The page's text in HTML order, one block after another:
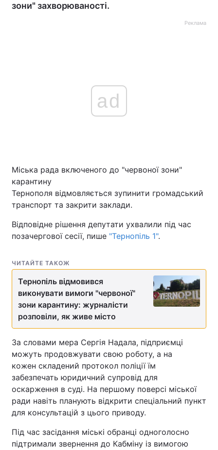
Україна Політика
Економіка Світ
Техно і зв'язок Лайт
Зброя
Здоров'я
Цікавинки Погода
Екологія
Лонгріди
Відео з Youtube Статті
Інтерв'ю Думки
Архів Вакансії
Контакти
зони" захворюваності.
Реклама
ad
Міська рада включеного до "червоної зони"
карантину
Тернополя відмовляється зупинити громадський
транспорт та закрити заклади.
Відповідне рішення депутати ухвалили під час
позачергової сесії, пише "Тернопіль 1".
ЧИТАЙТЕ ТАКОЖ
Тернопіль відмовився
виконувати вимоги "червоної"
зони карантину: журналісти
розповіли, як живе місто
За словами мера Сергія Надала, підприємці
можуть продовжувати свою роботу, а на
кожен складений протокол поліції їм
забезпечать юридичний супровід для
оскарження в суді. На першому поверсі міської
ради навіть планують відкрити спеціальний пункт
для консультацій з цього приводу.
Під час засідання міські обранці одноголосно
підтримали звернення до Кабміну із вимогою